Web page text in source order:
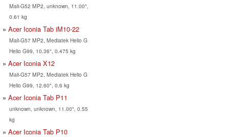
Mali-G52 MP2, unknown, 11.00",
0.61 kg
Acer Iconia Tab iM10-22
Mali-G57 MP2, Mediatek Helio G
Helio G99, 10.36", 0.475 kg
Acer Iconia X12
Mali-G57 MP2, Mediatek Helio G
Helio G99, 12.60", 0.6 kg
Acer Iconia Tab P11
unknown, unknown, 11.00", 0.55
kg
Acer Iconia Tab P10